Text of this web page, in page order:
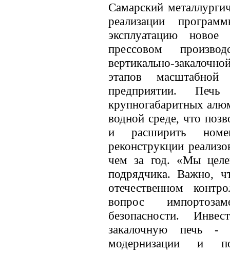
Самарский
реализации
эксплуатацию новое
прессовом
вертикально-
этапов
предприятии. Печь
крупногабаритных
водной среде, что
и расширить
реконструкции
чем за год. «Мы
подрядчика. Важно,
отечественном
вопрос
безопасности.
закалочную печь -
модернизации и